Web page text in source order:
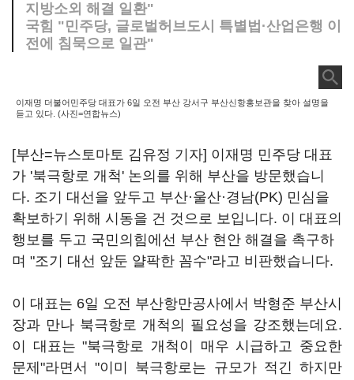
지방소외 해결 일환"
국힘 "민주당, 글로벌허브도시 특별법·산업은행 이
전에 침묵으로 일관"
이재명 더불어민주당 대표가 6일 오전 부산 강서구 부산신항홍보관을 찾아 설명을
듣고 있다. (사진=연합뉴스)
[부산=뉴스토마토 김유정 기자] 이재명 민주당 대표
가 '북극항로 개척' 논의를 위해 부산을 방문했습니
다. 조기 대선을 앞두고 부산·울산·경남(PK) 민심을
확보하기 위해 시동을 건 것으로 보입니다. 이 대표의
행보를 두고 국민의힘에선 부산 현안 해결을 촉구하
며 "조기 대선 앞둔 얄팍한 꼼수"라고 비판했습니다.
이 대표는 6일 오전 부산항만공사에서 박형준 부산시
장과 만나 북극항로 개척의 필요성을 강조했는데요.
이 대표는 "북극항로 개척이 매우 시급하고 중요한
문제"라면서 "이미 북극항로는 규모가 적긴 하지만